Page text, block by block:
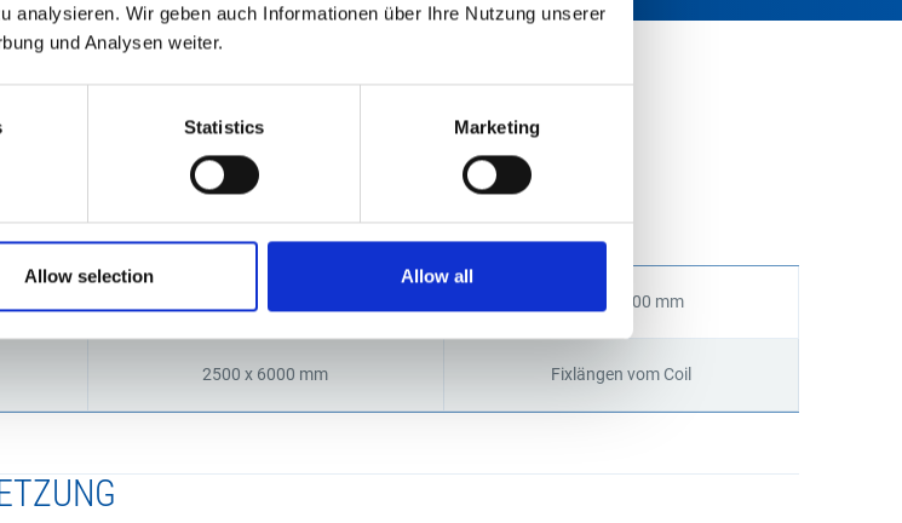
analysieren. Wir geben auch Informationen über Ihre Nutzung unserer
und Analysen weiter.
Statistics Marketing
Allow selection Allow all
werkstoffabhängig. Eine Breite von 2500 mm ist generell
an.
1500 x 6000 mm
2500 x 6000 mm Fixlängen vom Coil